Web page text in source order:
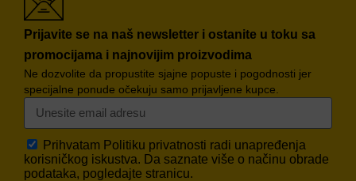
Prijavite se na naš newsletter i ostanite u toku sa
promocijama i najnovijim proizvodima
Ne dozvolite da propustite sjajne popuste i pogodnosti jer
specijalne ponude očekuju samo prijavljene kupce.
Prihvatam Politiku privatnosti radi unapređenja
korisničkog iskustva. Da saznate više o načinu obrade
podataka, pogledajte stranicu.